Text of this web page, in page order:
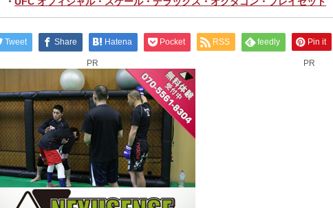
Tweet Share Hatena Pocket RSS feedly Pin it
PR PR